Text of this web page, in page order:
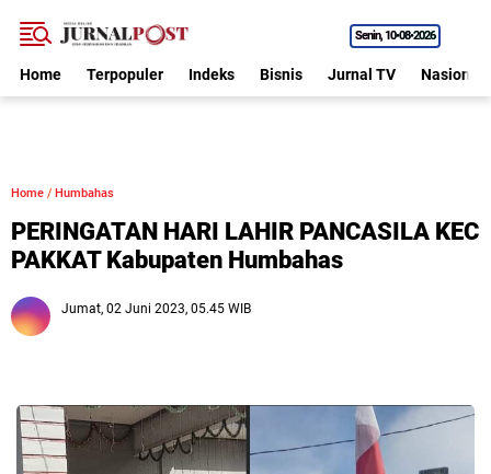
Senin 10•08•2026
Home Terpopuler Indeks Bisnis Jurnal TV Nasional
Home / Humbahas
PERINGATAN HARI LAHIR PANCASILA KEC
PAKKAT Kabupaten Humbahas
Jumat, 02 Juni 2023, 05.45 WIB